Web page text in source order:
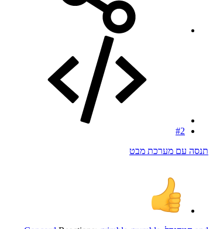
#2
תנסה עם מערכת מבט